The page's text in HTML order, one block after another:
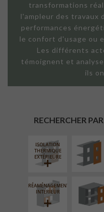
transformations
l'ampleur des travaux
performances
le confort d'usage ou
Les différents
témoignent et
ils
RECHERCHER
ISOLATION
THERMIQUE
EXTÉRIEURE
RÉAMÉNAGEMENT
INTÉRIEUR
FERMETURE
LOGGIAS
EXTÉRIEUR